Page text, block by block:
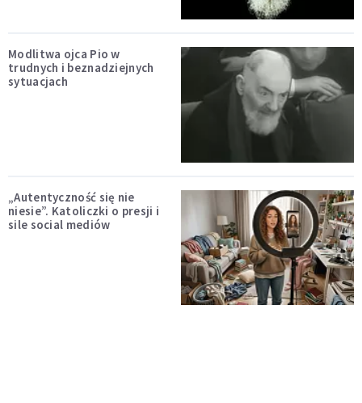
Modlitwa ojca Pio w
trudnych i beznadziejnych
sytuacjach
„Autentyczność się nie
niesie”. Katoliczki o presji i
sile social mediów